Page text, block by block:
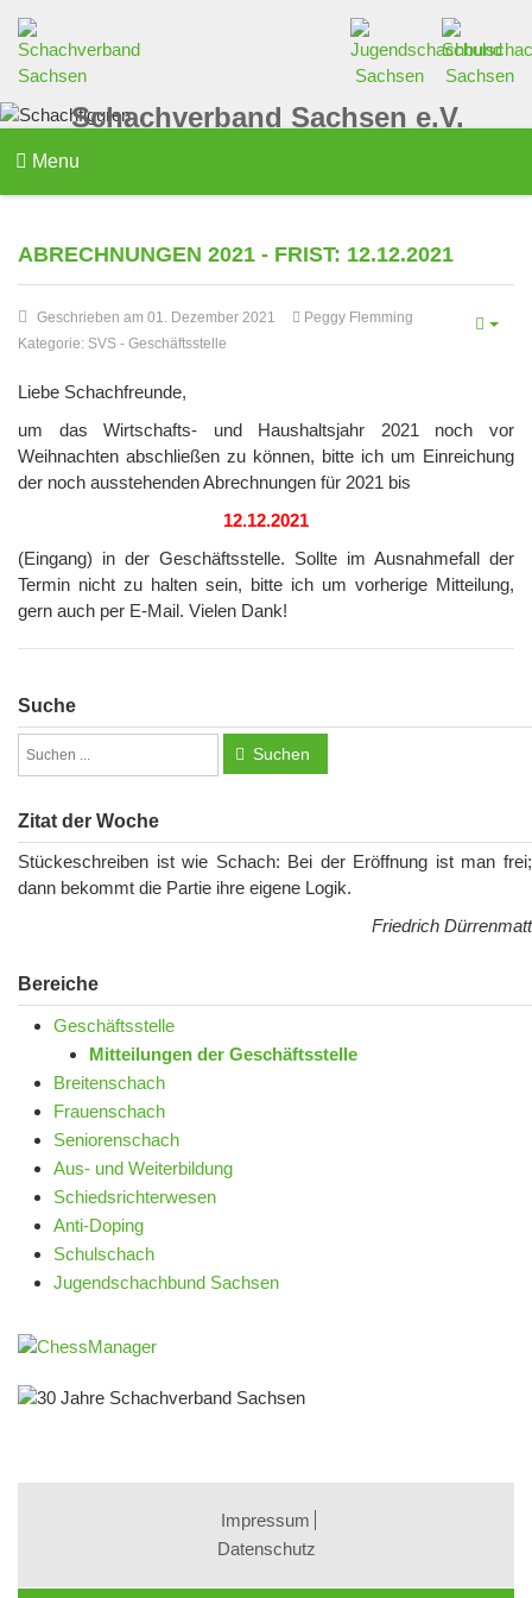
Schachverband Sachsen e.V.
Menu
ABRECHNUNGEN 2021 - FRIST: 12.12.2021
Geschrieben am 01. Dezember 2021
Peggy Flemming
Kategorie: SVS - Geschäftsstelle
Liebe Schachfreunde,
um das Wirtschafts- und Haushaltsjahr 2021 noch vor
Weihnachten abschließen zu können, bitte ich um Einreichung
der noch ausstehenden Abrechnungen für 2021 bis
12.12.2021
(Eingang) in der Geschäftsstelle. Sollte im Ausnahmefall der
Termin nicht zu halten sein, bitte ich um vorherige Mitteilung,
gern auch per E-Mail. Vielen Dank!
Suche
Suchen
Zitat der Woche
Stückeschreiben ist wie Schach: Bei der Eröffnung ist man frei;
dann bekommt die Partie ihre eigene Logik.
Friedrich Dürrenmatt
Bereiche
Geschäftsstelle
Mitteilungen der Geschäftsstelle
Breitenschach
Frauenschach
Seniorenschach
Aus- und Weiterbildung
Schiedsrichterwesen
Anti-Doping
Schulschach
Jugendschachbund Sachsen
Impressum
Datenschutz